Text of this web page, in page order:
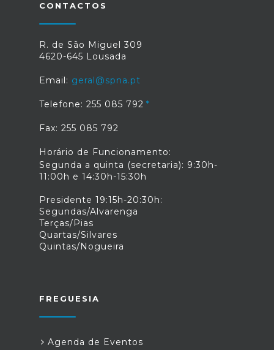
CONTACTOS
R. de São Miguel 309
4620-645 Lousada
Email: geral@spna.pt
Telefone: 255 085 792
Fax: 255 085 792
Horário de Funcionamento:
Segunda a quinta (secretaria): 9:30h-
11:00h e 14:30h-15:30h
Presidente 19:15h-20:30h:
Segundas/Alvarenga
Terças/Pias
Quartas/Silvares
Quintas/Nogueira
FREGUESIA
Agenda de Eventos